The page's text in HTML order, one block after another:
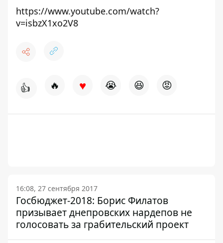
https://www.youtube.com/watch?
v=isbzX1xo2V8
👍 🔥 ♥ 😭 😆 😡
16:08, 27 сентября 2017
Госбюджет-2018: Борис Филатов
призывает днепровских нардепов не
голосовать за грабительский проект